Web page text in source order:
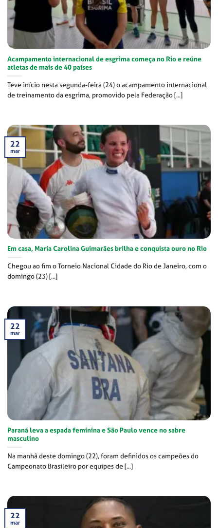
Acampamento internacional de esgrima começa no Rio e reúne
atletas de mais de 40 países
Teve início nesta segunda-feira (24) o acampamento internacional
de treinamento da esgrima, promovido pela Federação [...]
Em casa, Maria Carolina Guimarães brilha e conquista ouro no Rio
Chegou ao fim o Torneio Nacional Cidade do Rio de Janeiro, com o
domingo (23) [...]
22
mar
Paraná leva a espada feminina e São Paulo vence no sabre
masculino
Na manhã deste domingo (22), foram definidos os campeões do
Campeonato Brasileiro por equipes de [...]
22
mar
22
mar